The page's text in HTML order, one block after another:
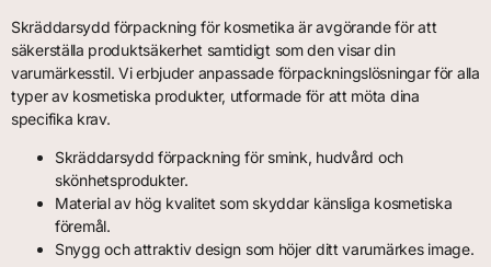
Skräddarsydd förpackning för kosmetika är avgörande för att
säkerställa produktsäkerhet samtidigt som den visar din
varumärkesstil. Vi erbjuder anpassade förpackningslösningar för alla
typer av kosmetiska produkter, utformade för att möta dina
specifika krav.
Skräddarsydd förpackning för smink, hudvård och
skönhetsprodukter.
Material av hög kvalitet som skyddar känsliga kosmetiska
föremål.
Snygg och attraktiv design som höjer ditt varumärkes image.